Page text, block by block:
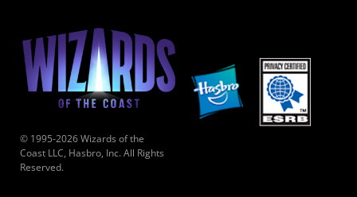
© 1995-2026 Wizards of the
Coast LLC, Hasbro, Inc. All Rights
Reserved.